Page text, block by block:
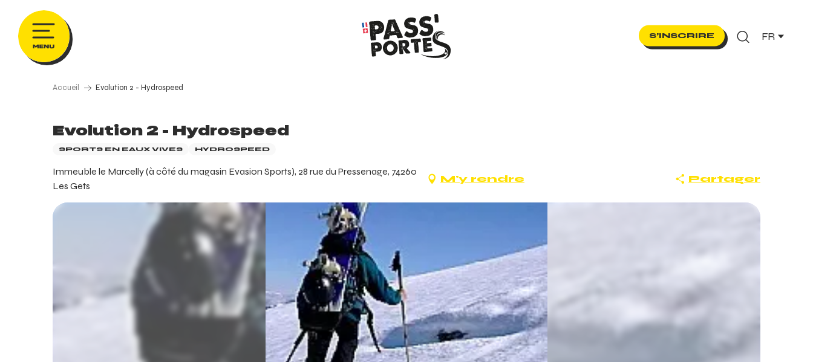
contenu
principal
S’INSCRIRE FR
Accueil Evolution 2 - Hydrospeed
Evolution 2 - Hydrospeed
SPORTS EN EAUX VIVES HYDROSPEED
Immeuble le Marcelly (à côté du magasin Evasion Sports), 28 rue du Pressenage, 74260
Les Gets
M'y rendre Partager